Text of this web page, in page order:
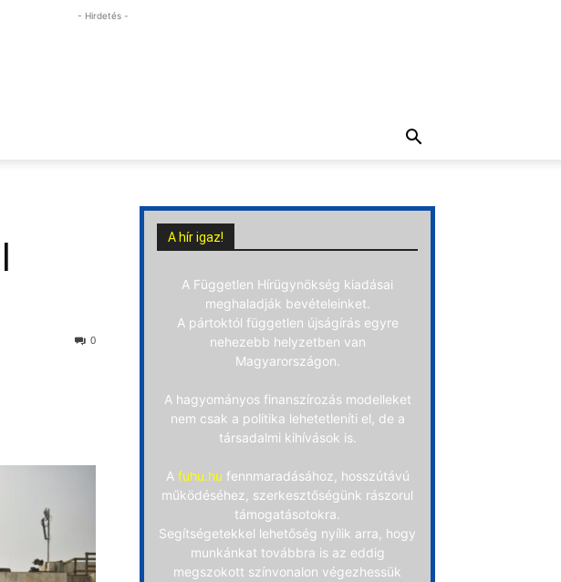
- Hirdetés -
0
A hír igaz!
A Független Hírügynökség kiadásai
meghaladják bevételeinket.
A pártoktól független újságírás egyre
nehezebb helyzetben van
Magyarországon.
A hagyományos finanszírozás modelleket
nem csak a politika lehetetleníti el, de a
társadalmi kihívások is.
A fuhu.hu fennmaradásához, hosszútávú
működéséhez, szerkesztőségünk rászorul
támogatásotokra.
Segítségetekkel lehetőség nyílik arra, hogy
munkánkat továbbra is az eddig
megszokott színvonalon végezhessük